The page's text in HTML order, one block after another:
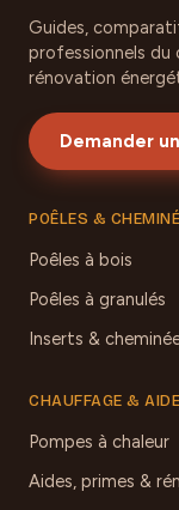
Guides,
professionnels du
rénovation
Demander
POÊLES &
Poêles à bois
Poêles à granulés
Inserts &
CHAUFFAGE &
Pompes à chaleur
Aides, primes &